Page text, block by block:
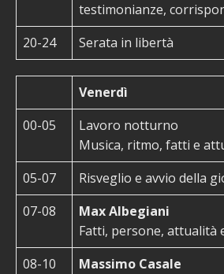
testimonianze,
20-24
Serata in libertà
Venerdì
00-05
Lavoro notturno
Musica, ritmo, fatti e
05-07
Risveglio e avvio della
07-08
Max Albegiani
Fatti, persone, attualità
08-10
Massimo Casale